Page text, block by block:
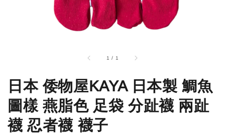
1 / 1
日本 倭物屋KAYA 日本製 鯛魚
圖樣 燕脂色 足袋 分趾襪 兩趾
襪 忍者襪 襪子